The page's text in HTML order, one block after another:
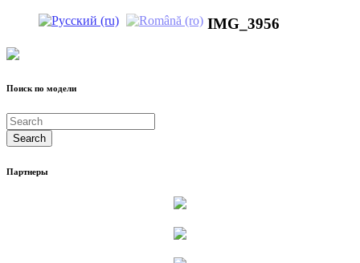
IMG_3956
Поиск по модели
Партнеры